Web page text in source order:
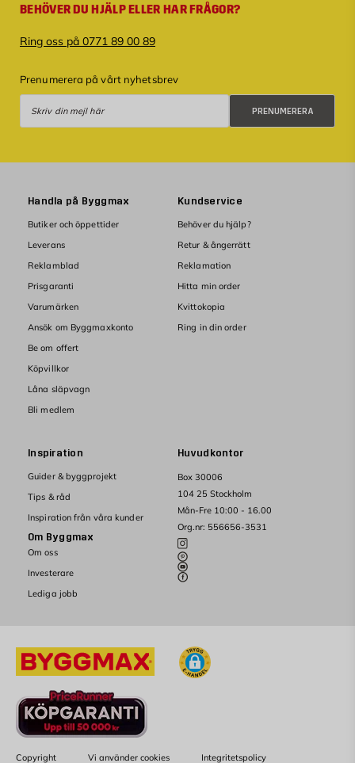
BEHÖVER DU HJÄLP ELLER HAR FRÅGOR?
Ring oss på 0771 89 00 89
Prenumerera på vårt nyhetsbrev
PRENUMERERA
Huvudkontor
Box 30006
104 25 Stockholm
Mån-Fre 10:00 - 16.00
Org.nr: 556656-3531
Handla på Byggmax
Butiker och öppettider
Leverans
Reklamblad
Prisgaranti
Varumärken
Ansök om Byggmaxkonto
Be om offert
Köpvillkor
Låna släpvagn
Bli medlem
Kundservice
Behöver du hjälp?
Retur & ångerrätt
Reklamation
Hitta min order
Kvittokopia
Ring in din order
Inspiration
Guider & byggprojekt
Tips & råd
Inspiration från våra kunder
Om Byggmax
Om oss
Investerare
Lediga jobb
Copyright Vi använder cookies Integritetspolicy